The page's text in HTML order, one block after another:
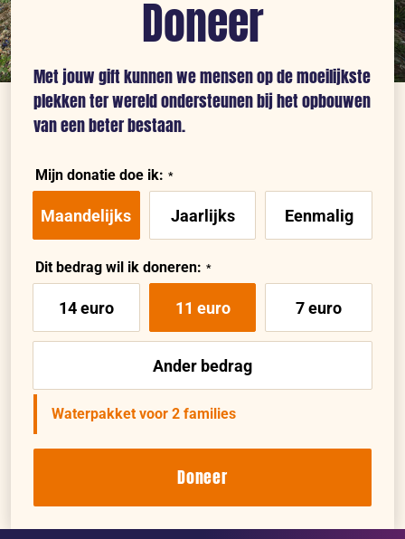
Doneer
Met jouw gift kunnen we mensen op de moeilijkste
plekken ter wereld ondersteunen bij het opbouwen
van een beter bestaan.
Mijn donatie doe ik:
Maandelijks Jaarlijks Eenmalig
Dit bedrag wil ik doneren:
14 euro 11 euro 7 euro
Ander bedrag
Waterpakket voor 2 families
Doneer